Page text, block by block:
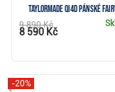
TaylorMade Qi4D pánské
9 890 Kč
8 590 Kč
-20%